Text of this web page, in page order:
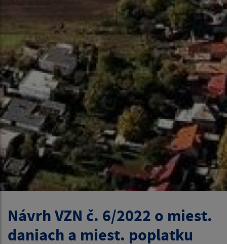
Návrh VZN č. 6/2022 o miest.
daniach a miest. poplatku